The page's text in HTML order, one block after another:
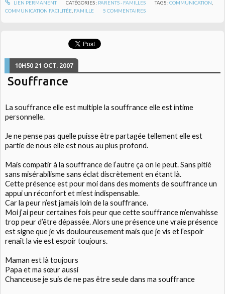
LIEN PERMANENT CATÉGORIES : PARENTS - FAMILLES TAGS :COMMUNICATION
COMMUNICATION FACILITÉE FAMILLE 5 COMMENTAIRES
10H50 21 OCT. 2007
Souffrance
La souffrance elle est multiple la souffrance elle est intime
personnelle.
Je ne pense pas quelle puisse être partagée tellement elle est
partie de nous elle est nous au plus profond.
Mais compatir à la souffrance de l’autre ça on le peut. Sans pitié
sans misérabilisme sans éclat discrètement en étant là.
Cette présence est pour moi dans des moments de souffrance un
appui un réconfort et m’est indispensable.
Car la peur n’est jamais loin de la souffrance.
Moi j’ai peur certaines fois peur que cette souffrance m’envahisse
trop peur d’être dépassée. Alors une présence une vraie présence
est signe que je vis douloureusement mais que je vis et l’espoir
renaît la vie est espoir toujours.
Maman est là toujours
Papa et ma sœur aussi
Chanceuse je suis de ne pas être seule dans ma souffrance